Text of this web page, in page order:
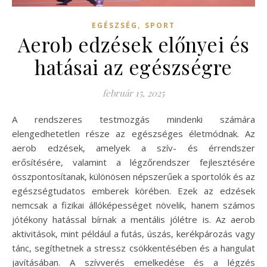
EGÉSZSÉG , SPORT
Aerob edzések előnyei és
hatásai az egészségre
február 15, 2025
A rendszeres testmozgás mindenki számára
elengedhetetlen része az egészséges életmódnak. Az
aerob edzések, amelyek a szív- és érrendszer
erősítésére, valamint a légzőrendszer fejlesztésére
összpontosítanak, különösen népszerűek a sportolók és az
egészségtudatos emberek körében. Ezek az edzések
nemcsak a fizikai állóképességet növelik, hanem számos
jótékony hatással bírnak a mentális jólétre is. Az aerob
aktivitások, mint például a futás, úszás, kerékpározás vagy
tánc, segíthetnek a stressz csökkentésében és a hangulat
javításában. A szívverés emelkedése és a légzés